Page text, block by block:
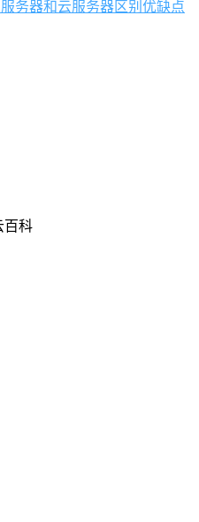
务器和云服务器区别优缺点
百科